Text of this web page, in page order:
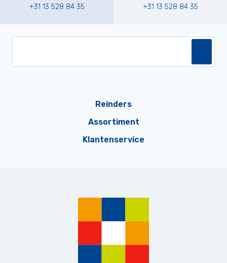
+31 13 528 84 35 +31 13 528 84 35
Reinders
Assortiment
Klantenservice